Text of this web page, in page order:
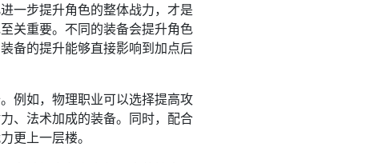
一步提升角色的整体战力，才是
关重要。不同的装备会提升角色
备的提升能够直接影响到加点后
例如，物理职业可以选择提高攻
、法术加成的装备。同时，配合
更上一层楼。